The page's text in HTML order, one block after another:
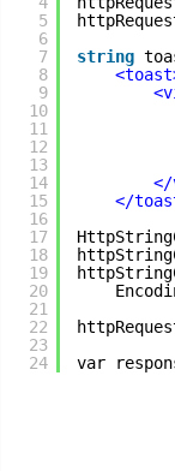
5
6
7
8
9
10
11
12
13
14
15
16
17
18
19
20
21
22
23
24
string
</
var